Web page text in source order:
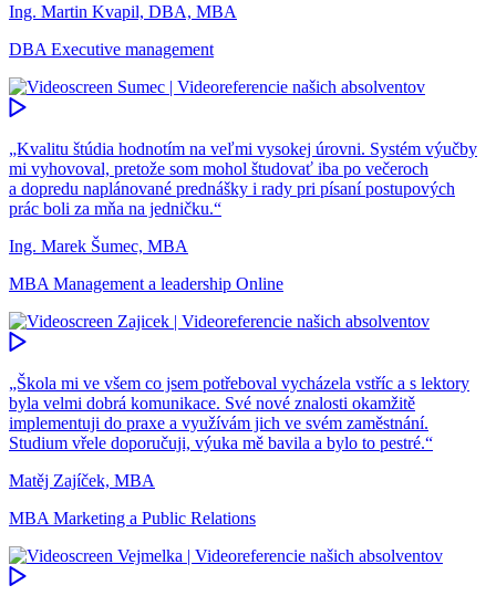
Ing. Martin Kvapil, DBA, MBA
DBA Executive management
„Kvalitu štúdia hodnotím na veľmi vysokej úrovni. Systém výučby
mi vyhovoval, pretože som mohol študovať iba po večeroch
a dopredu naplánované prednášky i rady pri písaní postupových
prác boli za mňa na jedničku.“
Ing. Marek Šumec, MBA
MBA Management a leadership Online
„Škola mi ve všem co jsem potřeboval vycházela vstříc a s lektory
byla velmi dobrá komunikace. Své nové znalosti okamžitě
implementuji do praxe a využívám jich ve svém zaměstnání.
Studium vřele doporučuji, výuka mě bavila a bylo to pestré.“
Matěj Zajíček, MBA
MBA Marketing a Public Relations